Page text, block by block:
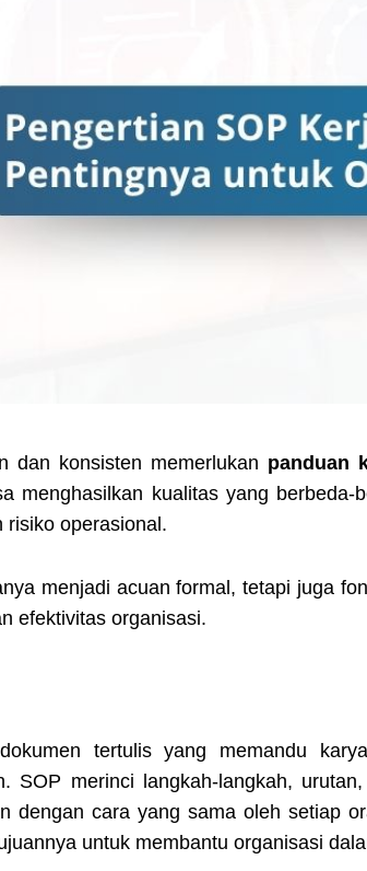
dan konsisten memerlukan panduan
menghasilkan kualitas yang berbeda-
risiko operasional.
menjadi acuan formal, tetapi juga
efektivitas organisasi.
tertulis yang memandu
SOP merinci langkah-langkah,
dengan cara yang sama oleh setiap
untuk membantu organisasi